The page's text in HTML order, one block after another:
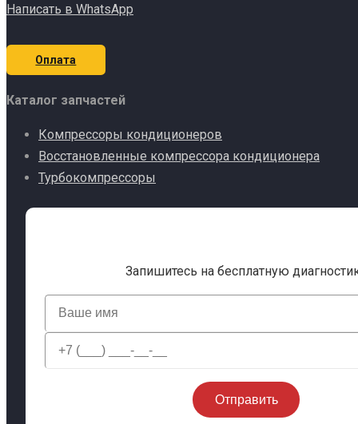
Написать в WhatsApp
Оплата
Каталог запчастей
Компрессоры кондиционеров
Восстановленные компрессора кондиционера
Турбокомпрессоры
Запишитесь на бесплатную